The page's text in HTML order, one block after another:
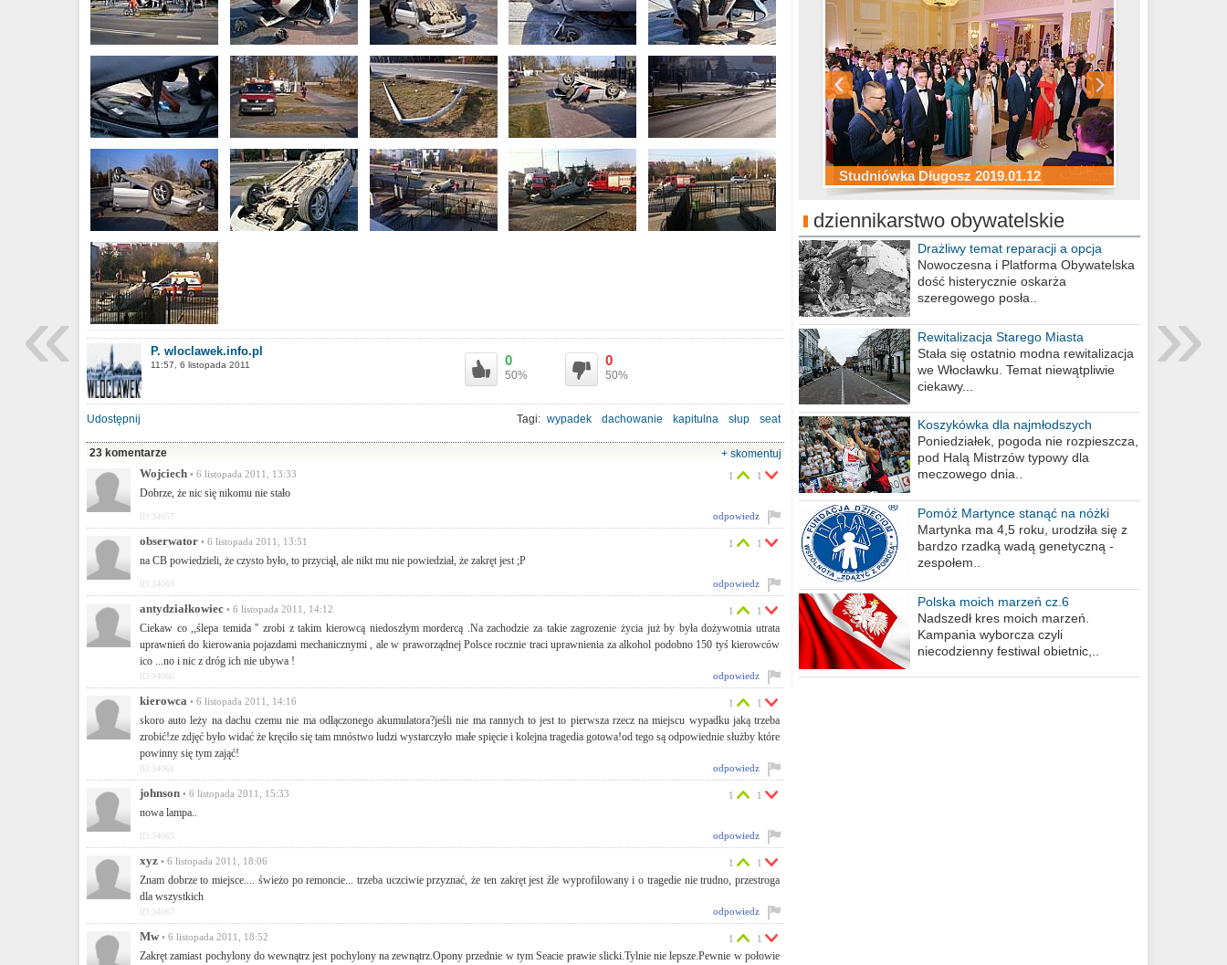
P. wloclawek.info.pl
11:57, 6 listopada 2011 0
50%
0
50%
Udostępnij Tagi: wypadek dachowanie kapitulna słup seat
23 komentarze
+ skomentuj
Wojciech • 6 listopada 2011, 13:33
Dobrze, że nic się nikomu nie stało
1 1
odpowiedz
ID:34057
obserwator • 6 listopada 2011, 13:51
na CB powiedzieli, że czysto było, to przyciął, ale nikt mu nie powiedział, że zakręt jest ;P
1 1
odpowiedz
ID:34059
antydziałkowiec • 6 listopada 2011, 14:12
Ciekaw co ,,ślepa temida '' zrobi z takim kierowcą niedoszłym mordercą .Na zachodzie za takie zagrozenie życia już by była dożywotnia utrata
uprawnień do kierowania pojazdami mechanicznymi , ale w praworządnej Polsce rocznie traci uprawnienia za alkohol podobno 150 tyś kierowców
ico ...no i nic z dróg ich nie ubywa !
1 1
odpowiedz
ID:34060
kierowca • 6 listopada 2011, 14:16
skoro auto leży na dachu czemu nie ma odłączonego akumulatora?jeśli nie ma rannych to jest to pierwsza rzecz na miejscu wypadku jaką trzeba
zrobić!ze zdjęć było widać że kręciło się tam mnóstwo ludzi wystarczyło małe spięcie i kolejna tragedia gotowa!od tego są odpowiednie służby które
powinny się tym zająć!
1 1
odpowiedz
ID:34061
johnson • 6 listopada 2011, 15:33
nowa lampa..
1 1
odpowiedz
ID:34065
xyz • 6 listopada 2011, 18:06
Znam dobrze to miejsce.... świeżo po remoncie... trzeba uczciwie przyznać, że ten zakręt jest źle wyprofilowany i o tragedie nie trudno, przestroga
dla wszystkich
1 1
odpowiedz
ID:34067
Mw• 6 listopada 2011, 18:52
Zakręt zamiast pochylony do wewnątrz jest pochylony na zewnątrz.Opony przednie w tym Seacie prawie slicki.Tylnie nie lepsze.Pewnie w połowie
1 1
Studniówka Długosz 2019.01.12
ZS Budowlanych 2019.01.12
Studniówka LZK 2019.01.11
dziennikarstwo obywatelskie
Drażliwy temat reparacji a opcja
berlińska
Nowoczesna i Platforma Obywatelska
dość histerycznie oskarża
szeregowego posła..
Rewitalizacja Starego Miasta
Stała się ostatnio modna rewitalizacja
we Włocławku. Temat niewątpliwie
ciekawy...
Koszykówka dla najmłodszych
Poniedziałek, pogoda nie rozpieszcza,
pod Halą Mistrzów typowy dla
meczowego dnia..
Pomóż Martynce stanąć na nóżki
Martynka ma 4,5 roku, urodziła się z
bardzo rzadką wadą genetyczną -
zespołem..
Polska moich marzeń cz.6
Nadszedł kres moich marzeń.
Kampania wyborcza czyli
niecodzienny festiwal obietnic,..
»
«